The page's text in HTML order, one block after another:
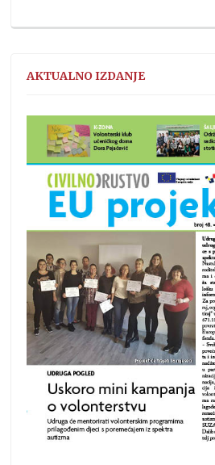
AKTUALNO IZDANJE